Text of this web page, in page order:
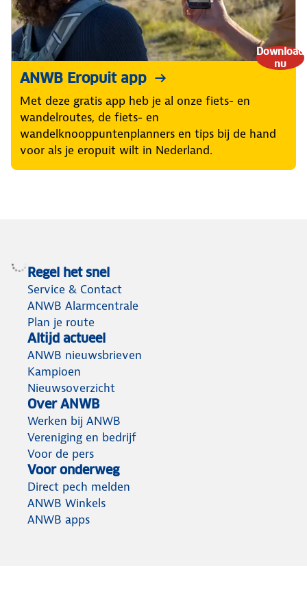
Download
nu
ANWB Eropuit app
Met deze gratis app heb je al onze fiets- en
wandelroutes, de fiets- en
wandelknooppuntenplanners en tips bij de hand
voor als je eropuit wilt in Nederland.
Regel het snel
Service & Contact
ANWB Alarmcentrale
Plan je route
Altijd actueel
ANWB nieuwsbrieven
Kampioen
Nieuwsoverzicht
Over ANWB
Werken bij ANWB
Vereniging en bedrijf
Voor de pers
Voor onderweg
Direct pech melden
ANWB Winkels
ANWB apps